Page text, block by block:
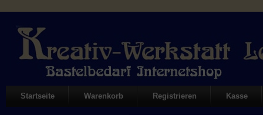
Startseite Warenkorb Registrieren Kasse